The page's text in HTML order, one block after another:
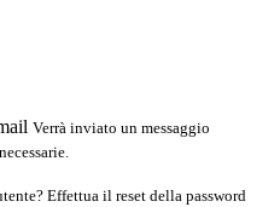
Verrà inviato un messaggio
Effettua il reset della password